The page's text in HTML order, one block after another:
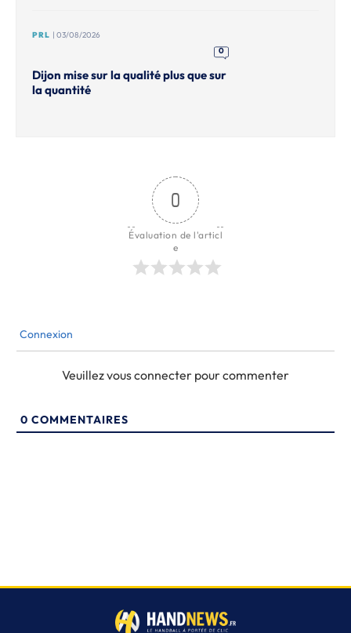
PRL | 03/08/2026
0
Dijon mise sur la qualité plus que sur
la quantité
0
Évaluation de l'articl
e
Connexion
Veuillez vous connecter pour commenter
0 COMMENTAIRES